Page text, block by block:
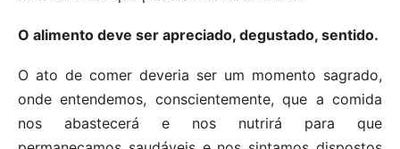
O alimento deve ser apreciado, degustado, sentido.
O ato de comer deveria ser um momento sagrado,
onde entendemos, conscientemente, que a comida
nos abastecerá e nos nutrirá para que